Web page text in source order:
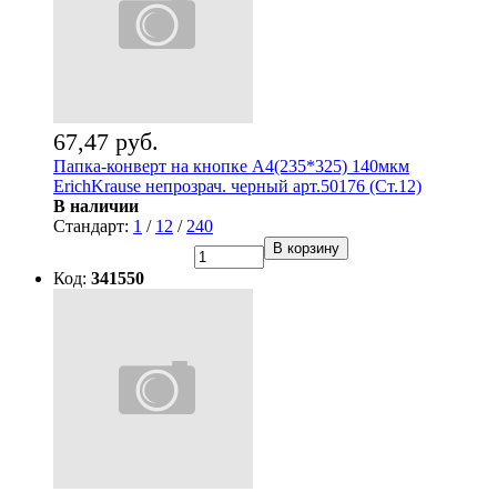
67,47 руб.
Папка-конверт на кнопке А4(235*325) 140мкм
ErichKrause непрозрач. черный арт.50176 (Ст.12)
В наличии
Стандарт: 1 / 12 / 240
В корзину
Код: 341550